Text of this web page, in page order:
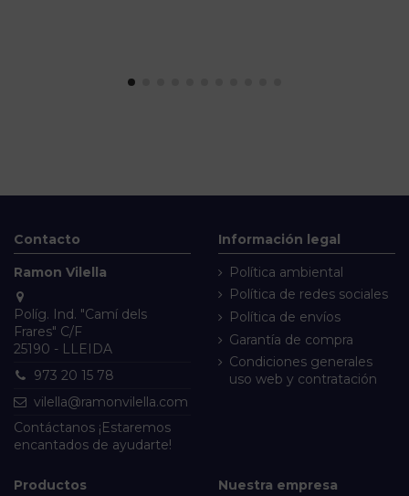
Contacto
Ramon Vilella
Políg. Ind. "Camí dels
Frares" C/F
25190 - LLEIDA
973 20 15 78
vilella@ramonvilella.com
Contáctanos ¡Estaremos
encantados de ayudarte!
Información legal
Política ambiental
Política de redes sociales
Política de envíos
Garantía de compra
Condiciones generales
uso web y contratación
Productos Nuestra empresa